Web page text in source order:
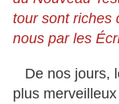
tour sont riches
nous par les
De nos jours,
plus